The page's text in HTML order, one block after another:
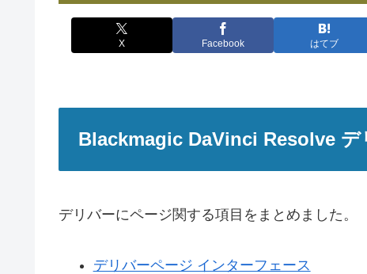
X Facebook はてブ
Blackmagic DaVinci Resolve デ
デリバーにページ関する項目をまとめました。
デリバーページ インターフェース